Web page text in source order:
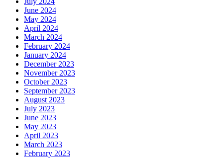
June 2024
May 2024
April 2024
March 2024
February 2024
January 2024
December 2023
November 2023
October 2023
September 2023
August 2023
July 2023
June 2023
May 2023
April 2023
March 2023
February 2023